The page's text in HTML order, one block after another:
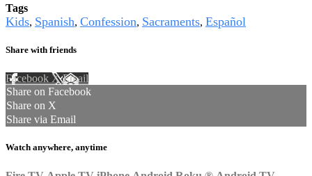
Tags
Kids, Spanish, Confession, Sacraments, Español
Share with friends
Facebook XEmail
Share on Facebook
Share on X
Share via Email
Watch anywhere, anytime